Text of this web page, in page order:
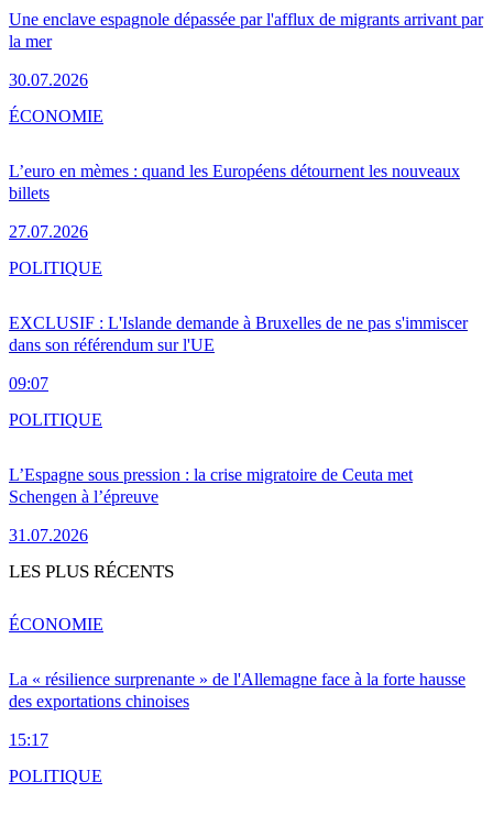
Une enclave espagnole dépassée par l'afflux de migrants arrivant par
la mer
30.07.2026
L’euro en mèmes : quand les Européens détournent les nouveaux
billets
27.07.2026
ÉCONOMIE
EXCLUSIF : L'Islande demande à Bruxelles de ne pas s'immiscer
dans son référendum sur l'UE
09:07
POLITIQUE
L’Espagne sous pression : la crise migratoire de Ceuta met
Schengen à l’épreuve
31.07.2026
POLITIQUE
LES PLUS RÉCENTS
La « résilience surprenante » de l'Allemagne face à la forte hausse
des exportations chinoises
15:17
ÉCONOMIE
POLITIQUE